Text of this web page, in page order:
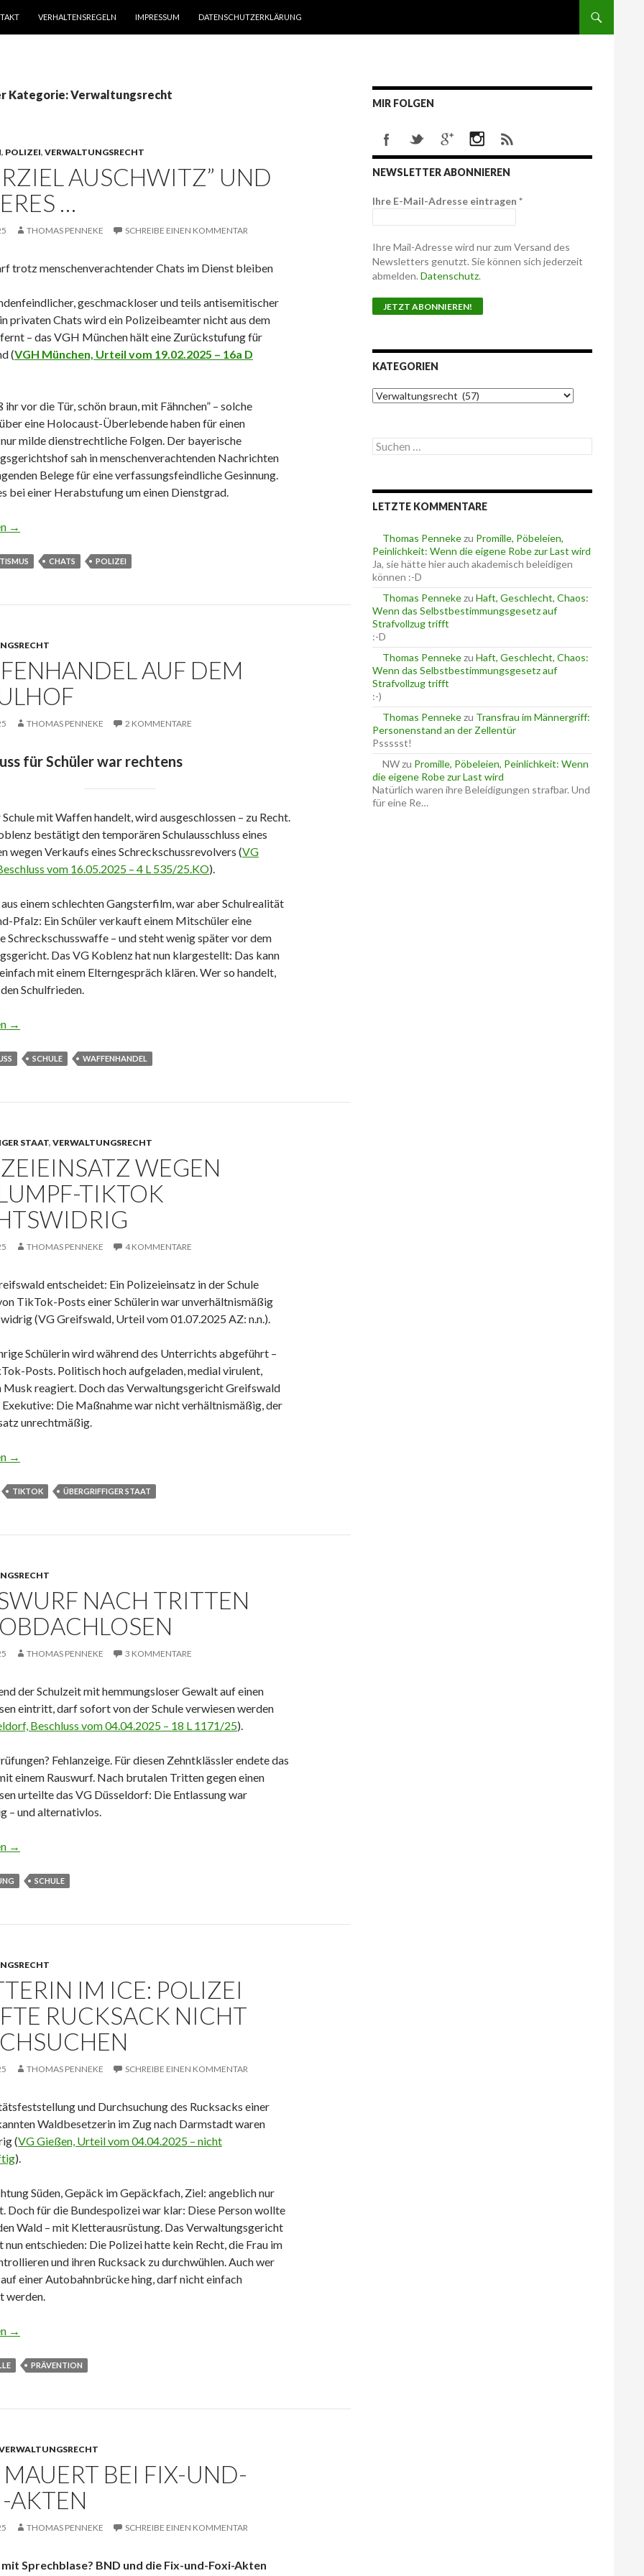
VERHALTENSREGELN IMPRESSUM DATENSCHUTZERKLÄRUNG
Kategorie: Verwaltungsrecht
, POLIZEI, VERWALTUNGSRECHT
AUSCHWITZ” UND
…
THOMAS PENNEKE SCHREIBE EINEN KOMMENTAR
trotz menschenverachtender Chats im Dienst bleiben
geschmackloser und teils antisemitischer
privaten Chats wird ein Polizeibeamter nicht aus dem
– das VGH München hält eine Zurückstufung für
(VGH München, Urteil vom 19.02.2025 – 16a D
ihr vor die Tür, schön braun, mit Fähnchen” – solche
eine Holocaust-Überlebende haben für einen
milde dienstrechtliche Folgen. Der bayerische
sah in menschenverachtenden Nachrichten
Belege für eine verfassungsfeindliche Gesinnung.
bei einer Herabstufung um einen Dienstgrad.
und anderes …
→
CHATS POLIZEI
AUF DEM
THOMAS PENNEKE 2 KOMMENTARE
für Schüler war rechtens
mit Waffen handelt, wird ausgeschlossen – zu Recht.
bestätigt den temporären Schulausschluss eines
wegen Verkaufs eines Schreckschussrevolvers (VG
vom 16.05.2025 – 4 L 535/25.KO).
einem schlechten Gangsterfilm, war aber Schulrealität
Pfalz: Ein Schüler verkauft einem Mitschüler eine
Schreckschusswaffe – und steht wenig später vor dem
Das VG Koblenz hat nun klargestellt: Das kann
mit einem Elterngespräch klären. Wer so handelt,
Schulfrieden.
auf dem Schulhof
→
SCHULE WAFFENHANDEL
STAAT, VERWALTUNGSRECHT
WEGEN
TIKTOK
THOMAS PENNEKE 4 KOMMENTARE
entscheidet: Ein Polizeieinsatz in der Schule
TikTok-Posts einer Schülerin war unverhältnismäßig
(VG Greifswald, Urteil vom 01.07.2025 AZ: n.n.).
Schülerin wird während des Unterrichts abgeführt –
Posts. Politisch hoch aufgeladen, medial virulent,
Musk reagiert. Doch das Verwaltungsgericht Greifswald
Die Maßnahme war nicht verhältnismäßig, der
unrechtmäßig.
wegen Schlumpf-TikTok rechtswidrig
→
TIKTOK ÜBERGRIFFIGER STAAT
NACH TRITTEN
THOMAS PENNEKE 3 KOMMENTARE
der Schulzeit mit hemmungsloser Gewalt auf einen
eintritt, darf sofort von der Schule verwiesen werden
Beschluss vom 04.04.2025 – 18 L 1171/25).
Fehlanzeige. Für diesen Zehntklässler endete das
einem Rauswurf. Nach brutalen Tritten gegen einen
urteilte das VG Düsseldorf: Die Entlassung war
– und alternativlos.
Tritten auf Obdachlosen
→
SCHULE
IM ICE: POLIZEI
RUCKSACK NICHT
THOMAS PENNEKE SCHREIBE EINEN KOMMENTAR
und Durchsuchung des Rucksacks einer
Waldbesetzerin im Zug nach Darmstadt waren
(VG Gießen, Urteil vom 04.04.2025 – nicht
).
Süden, Gepäck im Gepäckfach, Ziel: angeblich nur
Doch für die Bundespolizei war klar: Diese Person wollte
Wald – mit Kletterausrüstung. Das Verwaltungsgericht
nun entschieden: Die Polizei hatte kein Recht, die Frau im
und ihren Rucksack zu durchwühlen. Auch wer
einer Autobahnbrücke hing, darf nicht einfach
werden.
ICE: Polizei durfte Rucksack nicht durchsuchen
→
PRÄVENTION
BEI FIX-UND-
AKTEN
THOMAS PENNEKE SCHREIBE EINEN KOMMENTAR
Sprechblase? BND und die Fix-und-Foxi-Akten
MIR FOLGEN
NEWSLETTER ABONNIEREN
Ihre E-Mail-Adresse eintragen *
Ihre Mail-Adresse wird nur zum Versand des
Newsletters genutzt. Sie können sich jederzeit
abmelden. Datenschutz.
KATEGORIEN
K
a
g
o
n
S
u
e
n
c
h
:
LETZTE KOMMENTARE
Thomas Pennekezu Promille, Pöbeleien,
Peinlichkeit: Wenn die eigene Robe zur Last wird
Ja, sie hätte hier auch akademisch beleidigen
können :-D
Thomas Pennekezu Haft, Geschlecht, Chaos:
Wenn das Selbstbestimmungsgesetz auf
Strafvollzug trifft
:-D
Thomas Pennekezu Haft, Geschlecht, Chaos:
Wenn das Selbstbestimmungsgesetz auf
Strafvollzug trifft
:-)
Thomas Pennekezu Transfrau im Männergriff:
Personenstand an der Zellentür
Pssssst!
NWzu Promille, Pöbeleien, Peinlichkeit: Wenn
die eigene Robe zur Last wird
Natürlich waren ihre Beleidigungen strafbar. Und
für eine Re…